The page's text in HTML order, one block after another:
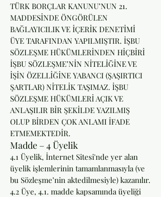
TÜRK BORÇLAR KANUNU’NUN 21.
MADDESİNDE ÖNGÖRÜLEN
BAĞLAYICILIK VE İÇERİK DENETİMİ
ÜYE TARAFINDAN YAPILMIŞTIR. İŞBU
SÖZLEŞME HÜKÜMLERİNDEN HİÇBİRİ
İŞBU SÖZLEŞME’NİN NİTELİĞİNE VE
İŞİN ÖZELLİĞİNE YABANCI (ŞAŞIRTICI
ŞARTLAR) NİTELİK TAŞIMAZ. İŞBU
SÖZLEŞME HÜKÜMLERİ AÇIK VE
ANLAŞILIR BİR ŞEKİLDE YAZILMIŞ
OLUP BİRDEN ÇOK ANLAMI İFADE
ETMEMEKTEDİR.
Madde – 4 Üyelik
4.1 Üyelik, İnternet Sitesi'nde yer alan
üyelik işlemlerinin tamamlanmasıyla (ve
bu Sözleşme’nin aktedilmesiyle) kazanılır.
4.2 Üye, 4.1. madde kapsamında üyeliği